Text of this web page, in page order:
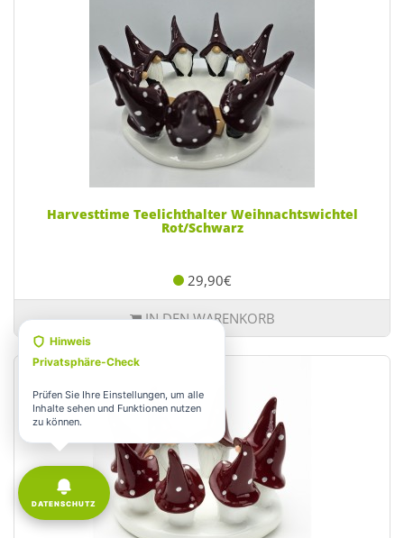
Harvesttime Teelichthalter Weihnachtswichtel
Rot/Schwarz
29,90€
IN DEN WARENKORB
Hinweis
Privatsphäre-Check
Prüfen Sie Ihre Einstellungen, um alle
Inhalte sehen und Funktionen nutzen
zu können.
DATENSCHUTZ